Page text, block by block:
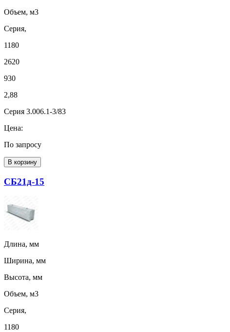
Объем, м3
Серия,
1180
2620
930
2,88
Серия 3.006.1-3/83
Цена:
По запросу
В корзину
СБ21д-15
Длина, мм
Ширина, мм
Высота, мм
Объем, м3
Серия,
1180